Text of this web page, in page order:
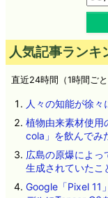
人気記事ランキ
直近24時間（1時間ご
人々の知能が徐々
植物由来素材使用
cola」を飲んでみ
広島の原爆によっ
生成されていたこ
Google「Pixel 11